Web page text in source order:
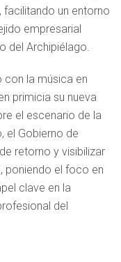
un entorno
empresarial
del Archipiélago.
con la música en
primicia su nueva
el escenario de la
el Gobierno de
retorno y visibilizar
poniendo el foco en
clave en la
del